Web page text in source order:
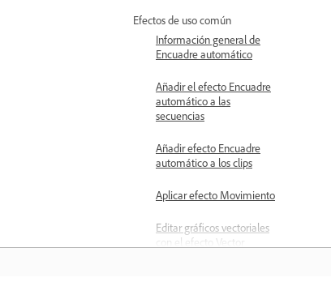
Efectos de uso común
Información general de
Encuadre automático
Añadir el efecto Encuadre
automático a las
secuencias
Añadir efecto Encuadre
automático a los clips
Aplicar efecto Movimiento
Editar gráficos vectoriales
con el efecto Vector